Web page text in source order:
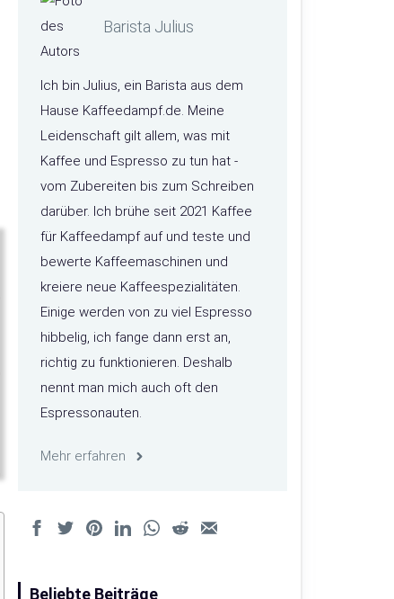
Barista Julius
Ich bin Julius, ein Barista aus dem
Hause Kaffeedampf.de. Meine
Leidenschaft gilt allem, was mit
Kaffee und Espresso zu tun hat -
vom Zubereiten bis zum Schreiben
darüber. Ich brühe seit 2021 Kaffee
für Kaffeedampf auf und teste und
bewerte Kaffeemaschinen und
kreiere neue Kaffeespezialitäten.
Einige werden von zu viel Espresso
hibbelig, ich fange dann erst an,
richtig zu funktionieren. Deshalb
nennt man mich auch oft den
Espressonauten.
Mehr erfahren
Beliebte Beiträge